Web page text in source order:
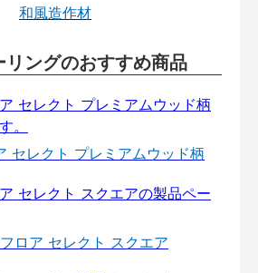
和風造作材
リングのおすすめ商品
セレクト プレミアムウッド柄
ロア セレクト スクエア